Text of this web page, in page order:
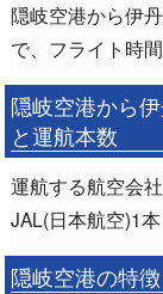
隠岐空港から伊
で、フライト時
隠岐空港から
と運航本数
運航する航空会
JAL(日本航空)1本
隠岐空港の特徴